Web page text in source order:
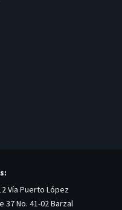
Vía Puerto López
37 No. 41-02 Barzal